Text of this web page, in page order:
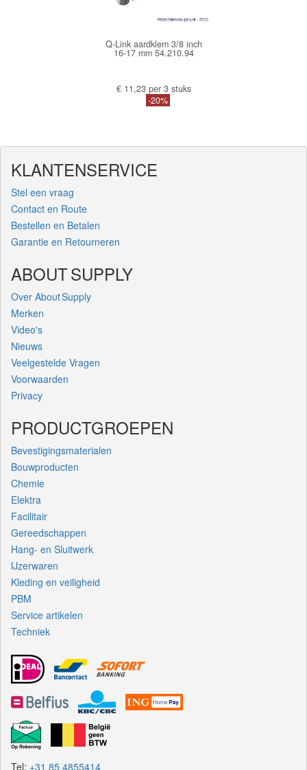
Q-Link aardklem 3/8 inch
16-17 mm 54.210.94
€ 11,23 per 3 stuks
-20%
KLANTENSERVICE
Stel een vraag
Contact en Route
Bestellen en Betalen
Garantie en Retourneren
ABOUT SUPPLY
Over About Supply
Merken
Video's
Nieuws
Veelgestelde Vragen
Voorwaarden
Privacy
PRODUCTGROEPEN
Bevestigingsmaterialen
Bouwproducten
Chemie
Elektra
Facilitair
Gereedschappen
Hang- en Sluitwerk
IJzerwaren
Kleding en veiligheid
PBM
Service artikelen
Techniek
Tel: +31 85 4855414